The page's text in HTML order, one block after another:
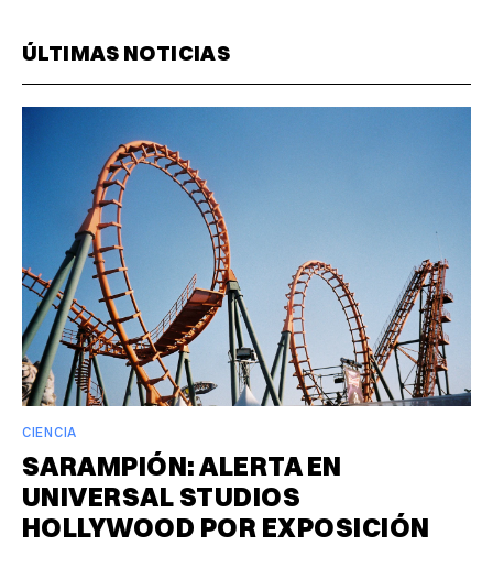
ÚLTIMAS NOTICIAS
CIENCIA
SARAMPIÓN: ALERTA EN
UNIVERSAL STUDIOS
HOLLYWOOD POR EXPOSICIÓN